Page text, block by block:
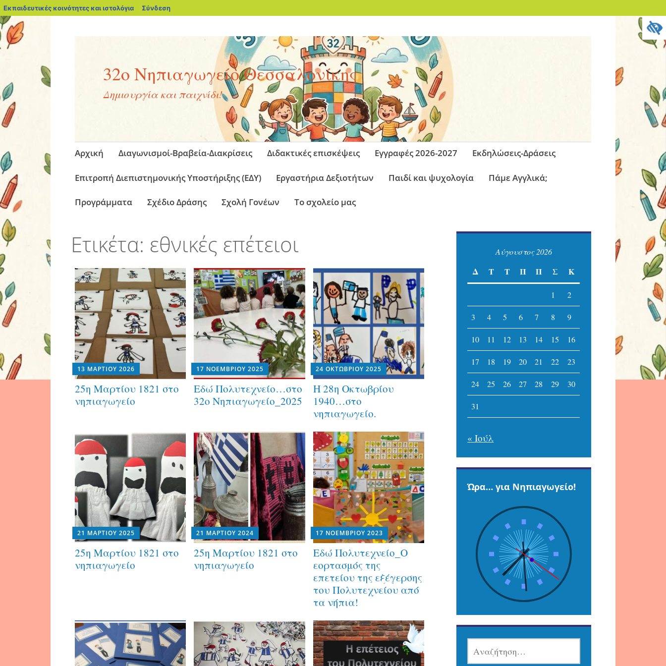
Εκπαιδευτικές κοινότητες και ιστολόγια blogs.sch.gr
Σύνδεση
32ο Νηπιαγωγείο Θεσσαλονίκης
Δημιουργία και παιχνίδι!
Μετάβαση
περιεχόμενο
Αρχική Διαγωνισμοί-Βραβεία-Διακρίσεις Διδακτικές επισκέψεις Εγγραφές 2026-2027 Εκδηλώσεις-Δράσεις
Επιτροπή Διεπιστημονικής Υποστήριξης (ΕΔΥ) Εργαστήρια Δεξιοτήτων Παιδί και ψυχολογία Πάμε Αγγλικά;
Προγράμματα Σχέδιο Δράσης Σχολή Γονέων Το σχολείο μας
Ετικέτα: εθνικές επέτειοι
13 ΜΑΡΤΊΟΥ 2026
25η Μαρτίου 1821 στο
νηπιαγωγείο
17 ΝΟΕΜΒΡΊΟΥ 2025
Εδώ Πολυτεχνείο…στο
32ο Νηπιαγωγείο_2025
24 ΟΚΤΩΒΡΊΟΥ 2025
Η 28η Οκτωβρίου
1940…στο
νηπιαγωγείο.
21 ΜΑΡΤΊΟΥ 2025
25η Μαρτίου 1821 στο
νηπιαγωγείο
21 ΜΑΡΤΊΟΥ 2024
25η Μαρτίου 1821 στο
νηπιαγωγείο
17 ΝΟΕΜΒΡΊΟΥ 2023
Εδώ Πολυτεχνείο_Ο
εορτασμός της
επετείου της εξέγερσης
του Πολυτεχνείου από
τα νήπια!
Αύγουστος 2026
Δ Τ Τ Π Π Σ Κ
1 2
3 4 5 6 7 8 9
10 11 12 13 14 15 16
17 18 19 20 21 22 23
24 25 26 27 28 29 30
31
« Ιούλ
Ώρα… για Νηπιαγωγείο!
ΓΙΑ: